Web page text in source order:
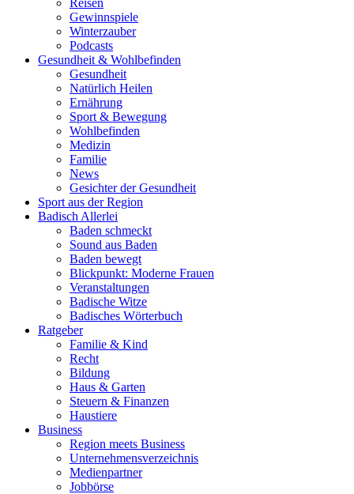
Reisen
Gewinnspiele
Winterzauber
Podcasts
Gesundheit & Wohlbefinden
Gesundheit
Natürlich Heilen
Ernährung
Sport & Bewegung
Wohlbefinden
Medizin
Familie
News
Gesichter der Gesundheit
Sport aus der Region
Badisch Allerlei
Baden schmeckt
Sound aus Baden
Baden bewegt
Blickpunkt: Moderne Frauen
Veranstaltungen
Badische Witze
Badisches Wörterbuch
Ratgeber
Familie & Kind
Recht
Bildung
Haus & Garten
Steuern & Finanzen
Haustiere
Business
Region meets Business
Unternehmensverzeichnis
Medienpartner
Jobbörse